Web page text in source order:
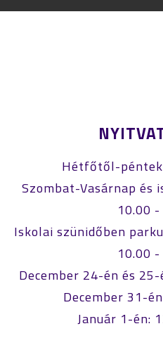
Hétfőtől-
Szombat-Vasárnap és
10.00
Iskolai szünidőben
10.00
December 24-én és
December 31-
Január 1-én: